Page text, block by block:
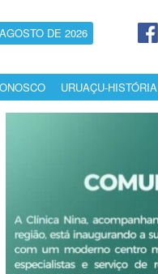
DE 2026
URUAÇU-HISTÓRIA